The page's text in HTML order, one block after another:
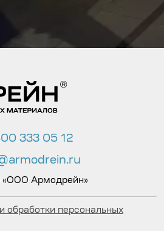
333 05 12
«ООО Армодрейн»
обработки персональных